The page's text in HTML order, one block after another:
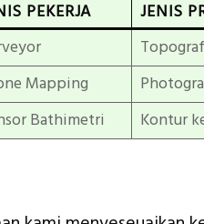
PEKERJA
JENIS
Mapping
Bathimetri Kontur